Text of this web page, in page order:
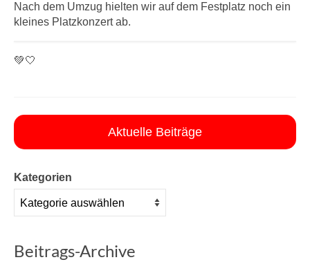
Nach dem Umzug hielten wir auf dem Festplatz noch ein
kleines Platzkonzert ab.
💚🤍
Aktuelle Beiträge
Kategorien
Beitrags-Archive